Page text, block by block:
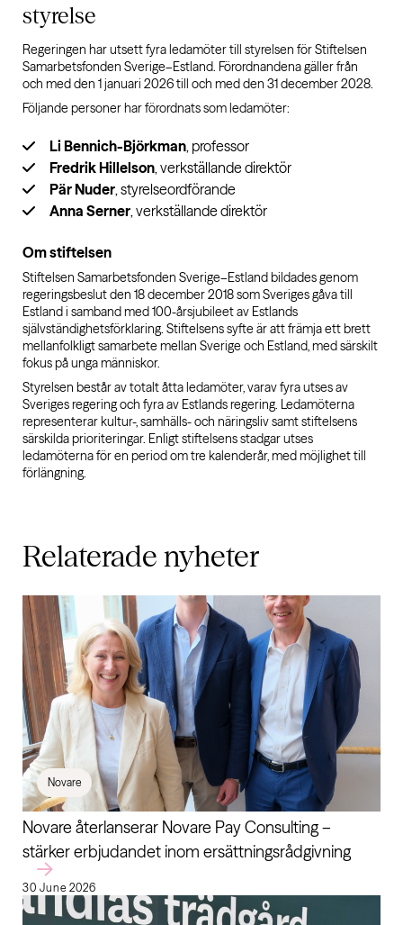
styrelse
Regeringen har utsett fyra ledamöter till styrelsen för Stiftelsen
Samarbetsfonden Sverige–Estland. Förordnandena gäller från
och med den 1 januari 2026 till och med den 31 december 2028.
Följande personer har förordnats som ledamöter:
Li Bennich-Björkman, professor
Fredrik Hillelson, verkställande direktör
Pär Nuder, styrelseordförande
Anna Serner, verkställande direktör
Om stiftelsen
Stiftelsen Samarbetsfonden Sverige–Estland bildades genom
regeringsbeslut den 18 december 2018 som Sveriges gåva till
Estland i samband med 100-årsjubileet av Estlands
självständighetsförklaring. Stiftelsens syfte är att främja ett brett
mellanfolkligt samarbete mellan Sverige och Estland, med särskilt
fokus på unga människor.
Styrelsen består av totalt åtta ledamöter, varav fyra utses av
Sveriges regering och fyra av Estlands regering. Ledamöterna
representerar kultur-, samhälls- och näringsliv samt stiftelsens
särskilda prioriteringar. Enligt stiftelsens stadgar utses
ledamöterna för en period om tre kalenderår, med möjlighet till
förlängning.
Relaterade nyheter
Novare
Novare återlanserar Novare Pay Consulting –
stärker erbjudandet inom ersättningsrådgivning
30 June 2026